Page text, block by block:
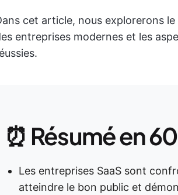
cet article, nous explorerons
entreprises modernes et les
⏰ Résumé en
Les entreprises SaaS sont
atteindre le bon public et